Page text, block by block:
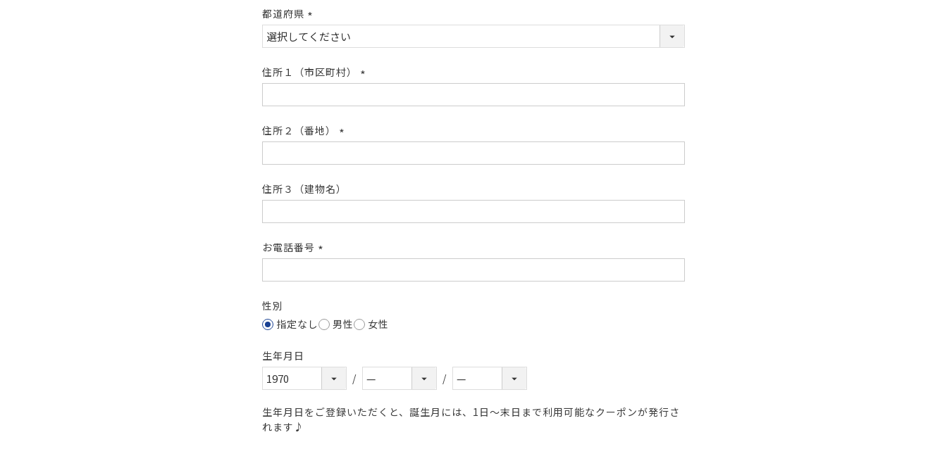
都道府県
(必
須)
住所１（市区町村）
須)
住所２（番地）
須)
住所３（建物名）
お電話番号
須)
性別
指定なし
男性 女性
生年月日
生年月日をご登録いただくと、誕生月には、1日～末日まで利用可能なクーポンが発行さ
れます♪